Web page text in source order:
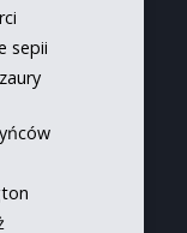
sepii